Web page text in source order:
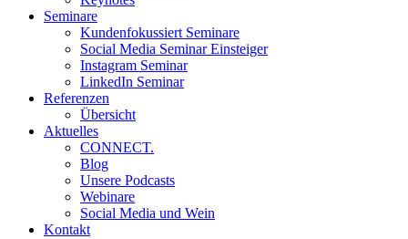
Seminare
Kundenfokussiert Seminare
Social Media Seminar Einsteiger
Instagram Seminar
LinkedIn Seminar
Referenzen
Übersicht
Aktuelles
CONNECT.
Blog
Unsere Podcasts
Webinare
Social Media und Wein
Kontakt